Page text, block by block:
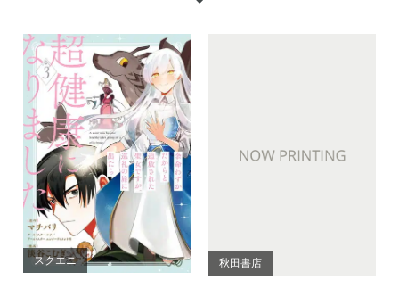
スクエニ 秋田書店